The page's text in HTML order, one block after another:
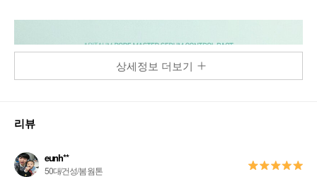
상세정보 더보기
리뷰
eunh**
50대/건성/봄 웜톤